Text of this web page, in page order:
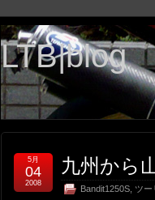
LTB|blog
九州から
Bandit1250S ツー
5月
04
2008